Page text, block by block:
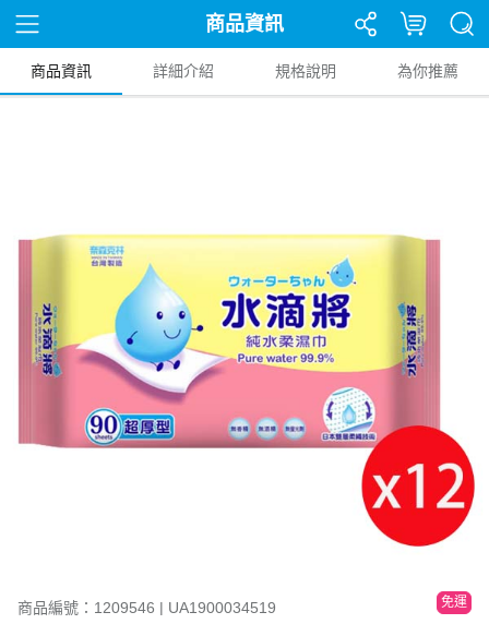
商品資訊
商品資訊 詳細介紹 規格說明 為你推薦
商品編號：1209546 | UA1900034519 免運